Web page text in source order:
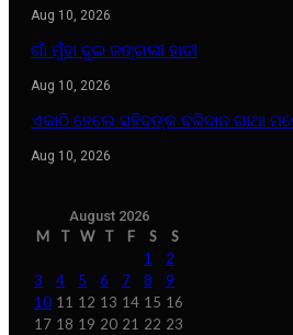
Aug 10, 2026
ଗାଁ ମୁଁହା ଦୁଇ ଜଙ୍ଗଲୀ ହାତୀ
Aug 10, 2026
ଏକାଠି ହେଲେ ସହିଦଙ୍କ ବଳିଦାନ ଗାଥା
Aug 10, 2026
August 2026
M T W T F S
S
1
2
3
4 5 6 7 8
9
10 11 12 13 14 15 16
17 18 19 20 21 22 23